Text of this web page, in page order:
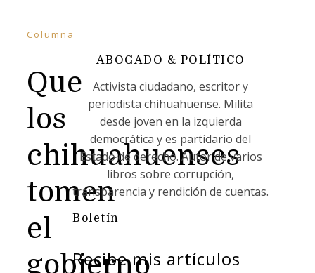
Columna
Que
los
chihuahuenses
tomen
el
gobierno
ABOGADO & POLÍTICO
Activista ciudadano, escritor y
periodista chihuahuense. Milita
desde joven en la izquierda
democrática y es partidario del
Estado de derecho. Autor de varios
libros sobre corrupción,
transparencia y rendición de cuentas.
Boletín
Recibe mis artículos